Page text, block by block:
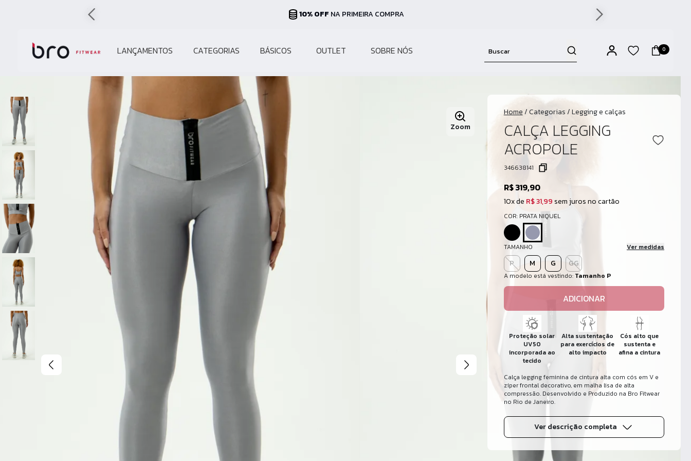
10% OFF NA PRIMEIRA COMPRA
LANÇAMENTOS CATEGORIAS BÁSICOS OUTLET SOBRE NÓS 0
Zoom
Home/Categorias/Legging e calças
CALÇA LEGGING
ACROPOLE
346638141
R$ 319,90
10x de R$ 31,99 sem juros no cartão
COR: PRATA NIQUEL
TAMANHO Ver medidas
P M G GG
A modelo está vestindo: Tamanho P
ADICIONAR
Proteção solar
UV50
incorporada ao
tecido
Alta sustentação
para exercícios de
alto impacto
Cós alto que
sustenta e
afina a cintura
Calça legging feminina de cintura alta com cós em V e
zíper frontal decorativo, em malha lisa de alta
compressão. Desenvolvido e Produzido na Bro Fitwear
no Rio de Janeiro.
Ver descrição completa